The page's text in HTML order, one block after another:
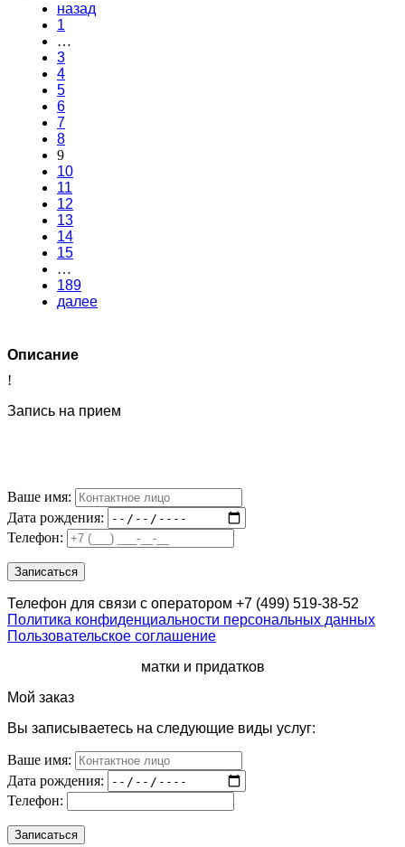
назад
1
…
3
4
5
6
7
8
9
10
11
12
13
14
15
…
189
далее
Описание
!
Запись на прием
Ваше имя:
Дата рождения:
Телефон:
Телефон для связи с оператором +7 (499) 519-38-52
Политика конфиденциальности персональных данных
Пользовательское соглашение
матки и придатков
Мой заказ
Вы записываетесь на следующие виды услуг:
Ваше имя:
Дата рождения:
Телефон: